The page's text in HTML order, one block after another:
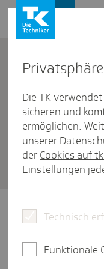
Wo finde
ner, mit
züge
Firmenkunden /
Mit unserem
eine
Die TK
sicheren und
ermöglichen.
unserer
der Cookies auf
Einstellungen
Technisch
Funktionale